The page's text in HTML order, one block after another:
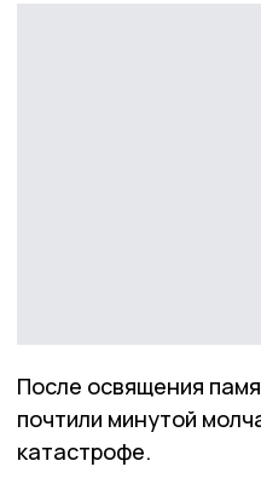
После освящения
почтили минутой
катастрофе.